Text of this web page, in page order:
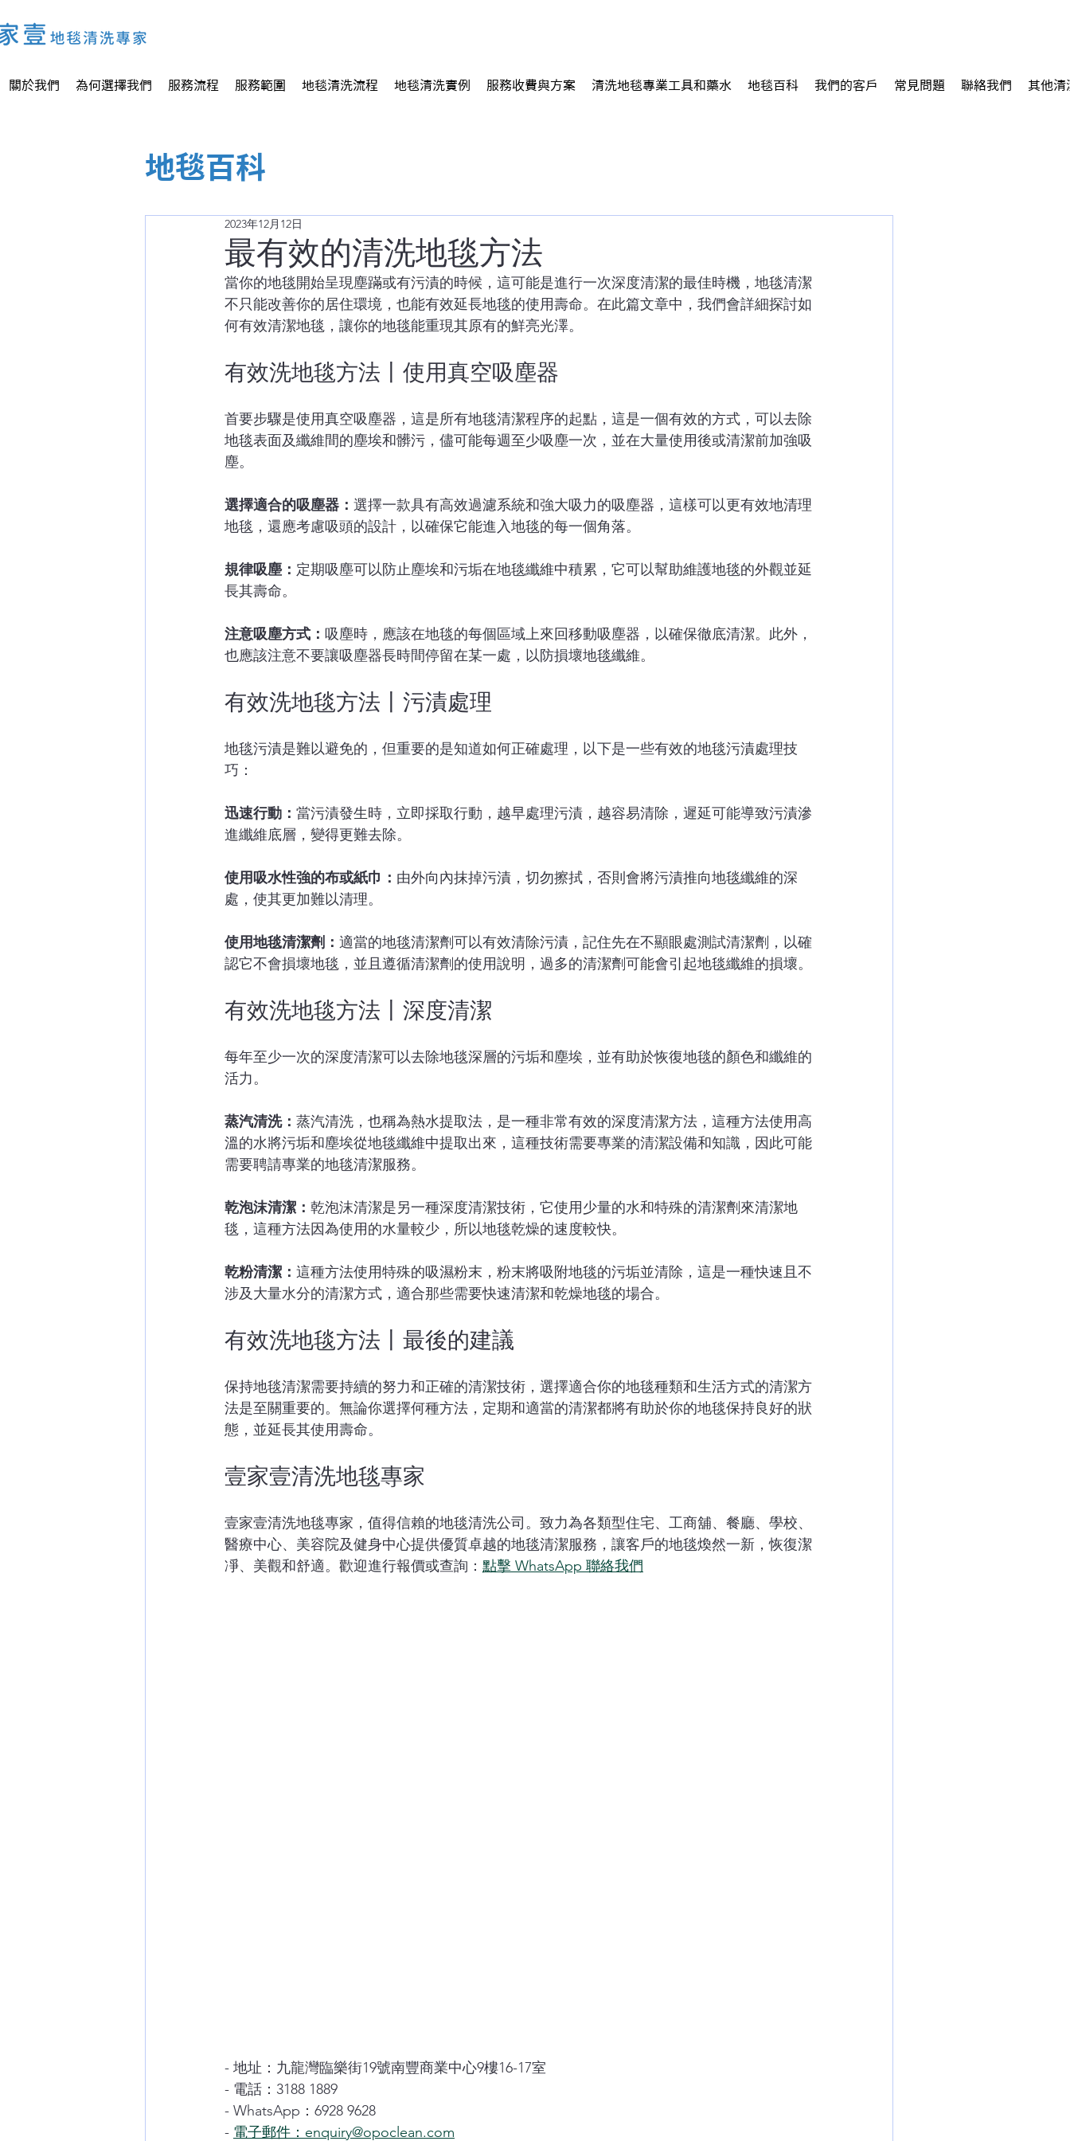
關於我們 為何選擇我們 服務流程 服務範圍 地毯清洗流程 地毯清洗實例 服務收費與方案 清洗地毯專業工具和藥水 地毯百科 我們的客戶 常見問題 聯絡我們 其他清
地毯百科
最有效的清洗地毯方法
2023年12月12日
當你的地毯開始呈現塵蹣或有污漬的時候，這可能是進行一次深度清潔的最佳時機，地毯清潔
不只能改善你的居住環境，也能有效延長地毯的使用壽命。在此篇文章中，我們會詳細探討如
何有效清潔地毯，讓你的地毯能重現其原有的鮮亮光澤。
有效洗地毯方法丨使用真空吸塵器
首要步驟是使用真空吸塵器，這是所有地毯清潔程序的起點，這是一個有效的方式，可以去除
地毯表面及纖維間的塵埃和髒污，儘可能每週至少吸塵一次，並在大量使用後或清潔前加強吸
塵。
選擇適合的吸塵器： 選擇一款具有高效過濾系統和強大吸力的吸塵器，這樣可以更有效地清理
地毯，還應考慮吸頭的設計，以確保它能進入地毯的每一個角落。
規律吸塵： 定期吸塵可以防止塵埃和污垢在地毯纖維中積累，它可以幫助維護地毯的外觀並延
長其壽命。
注意吸塵方式： 吸塵時，應該在地毯的每個區域上來回移動吸塵器，以確保徹底清潔。此外，
也應該注意不要讓吸塵器長時間停留在某一處，以防損壞地毯纖維。
有效洗地毯方法丨污漬處理
地毯污漬是難以避免的，但重要的是知道如何正確處理，以下是一些有效的地毯污漬處理技
巧：
迅速行動： 當污漬發生時，立即採取行動，越早處理污漬，越容易清除，遲延可能導致污漬滲
進纖維底層，變得更難去除。
使用吸水性強的布或紙巾： 由外向內抹掉污漬，切勿擦拭，否則會將污漬推向地毯纖維的深
處，使其更加難以清理。
使用地毯清潔劑： 適當的地毯清潔劑可以有效清除污漬，記住先在不顯眼處測試清潔劑，以確
認它不會損壞地毯，並且遵循清潔劑的使用說明，過多的清潔劑可能會引起地毯纖維的損壞。
有效洗地毯方法丨深度清潔
每年至少一次的深度清潔可以去除地毯深層的污垢和塵埃，並有助於恢復地毯的顏色和纖維的
活力。
蒸汽清洗： 蒸汽清洗，也稱為熱水提取法，是一種非常有效的深度清潔方法，這種方法使用高
溫的水將污垢和塵埃從地毯纖維中提取出來，這種技術需要專業的清潔設備和知識，因此可能
需要聘請專業的地毯清潔服務。
乾泡沫清潔： 乾泡沫清潔是另一種深度清潔技術，它使用少量的水和特殊的清潔劑來清潔地
毯，這種方法因為使用的水量較少，所以地毯乾燥的速度較快。
乾粉清潔： 這種方法使用特殊的吸濕粉末，粉末將吸附地毯的污垢並清除，這是一種快速且不
涉及大量水分的清潔方式，適合那些需要快速清潔和乾燥地毯的場合。
有效洗地毯方法丨最後的建議
保持地毯清潔需要持續的努力和正確的清潔技術，選擇適合你的地毯種類和生活方式的清潔方
法是至關重要的。無論你選擇何種方法，定期和適當的清潔都將有助於你的地毯保持良好的狀
態，並延長其使用壽命。
壹家壹清洗地毯專家
壹家壹清洗地毯專家，值得信賴的地毯清洗公司。致力為各類型住宅、工商舖、餐廳、學校、
醫療中心、美容院及健身中心提供優質卓越的地毯清潔服務，讓客戶的地毯煥然一新，恢復潔
凈、美觀和舒適。歡迎進行報價或查詢： 點擊 WhatsApp 聯絡我們
- 地址：九龍灣臨樂街19號南豐商業中心9樓16-17室
- 電話：3188 1889
- WhatsApp：6928 9628
- 電子郵件：enquiry@opoclean.com